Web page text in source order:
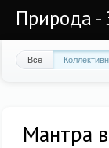
Природа -
Все
Мантра